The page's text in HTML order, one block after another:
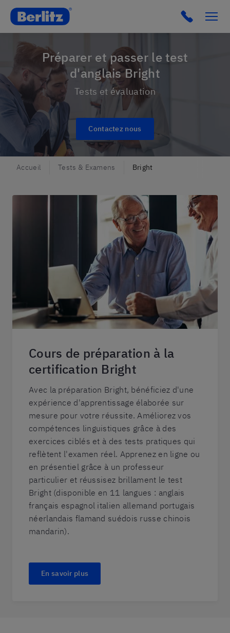
Berlitz France
Préparer et passer le test
d'anglais Bright
Tests et évaluation
Contactez nous
Accueil Tests & Examens Bright
Cours de préparation à la
certification Bright
Avec la préparation Bright, bénéficiez d'une
expérience d'apprentissage élaborée sur
mesure pour votre réussite. Améliorez vos
compétences linguistiques grâce à des
exercices ciblés et à des tests pratiques qui
reflètent l'examen réel. Apprenez en ligne ou
en présentiel grâce à un professeur
particulier et réussisez brillament le test
Bright (disponible en 11 langues : anglais
français espagnol italien allemand portugais
néerlandais flamand suédois russe chinois
mandarin).
En savoir plus